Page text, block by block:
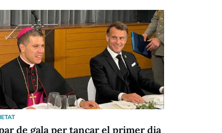
de gala per tancar el primer dia